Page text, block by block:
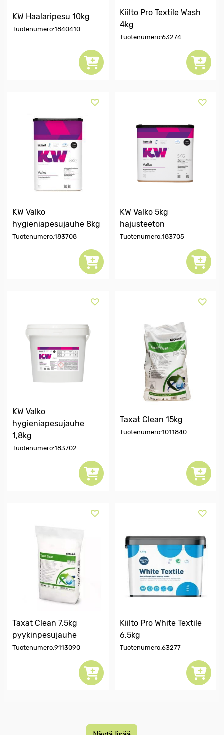
KW Haalaripesu 10kg
Tuotenumero:1840410
Kiilto Pro Textile Wash
4kg
Tuotenumero:63274
KW Valko
hygieniapesujauhe 8kg
Tuotenumero:183708
KW Valko 5kg
hajusteeton
Tuotenumero:183705
KW Valko
hygieniapesujauhe
1,8kg
Tuotenumero:183702
Taxat Clean 15kg
Tuotenumero:1011840
Taxat Clean 7,5kg
pyykinpesujauhe
Tuotenumero:9113090
Kiilto Pro White Textile
6,5kg
Tuotenumero:63277